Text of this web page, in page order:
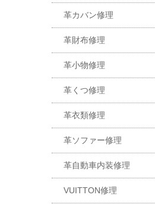
革カバン修理
革財布修理
革小物修理
革くつ修理
革衣類修理
革ソファー修理
革自動車内装修理
VUITTON修理